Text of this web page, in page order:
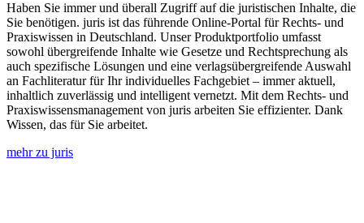
Haben Sie immer und überall Zugriff auf die juristischen Inhalte, die
Sie benötigen. juris ist das führende Online-Portal für Rechts- und
Praxiswissen in Deutschland. Unser Produktportfolio umfasst
sowohl übergreifende Inhalte wie Gesetze und Rechtsprechung als
auch spezifische Lösungen und eine verlagsübergreifende Auswahl
an Fachliteratur für Ihr individuelles Fachgebiet – immer aktuell,
inhaltlich zuverlässig und intelligent vernetzt. Mit dem Rechts- und
Praxiswissensmanagement von juris arbeiten Sie effizienter. Dank
Wissen, das für Sie arbeitet.
mehr zu juris